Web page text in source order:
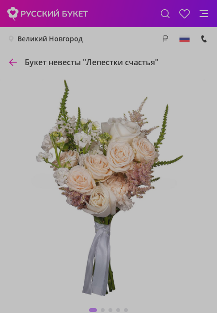
Великий Новгород
Букет невесты "Лепестки счастья"